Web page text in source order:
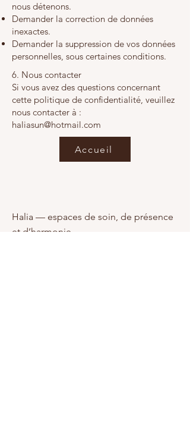
nous détenons.
Demander la correction de données
inexactes.
Demander la suppression de vos données
personnelles, sous certaines conditions.
6. Nous contacter
Si vous avez des questions concernant
cette politique de confidentialité, veuillez
nous contacter à :
haliasun@hotmail.com
Accueil
Halia — espaces de soin, de présence
et d’harmonie